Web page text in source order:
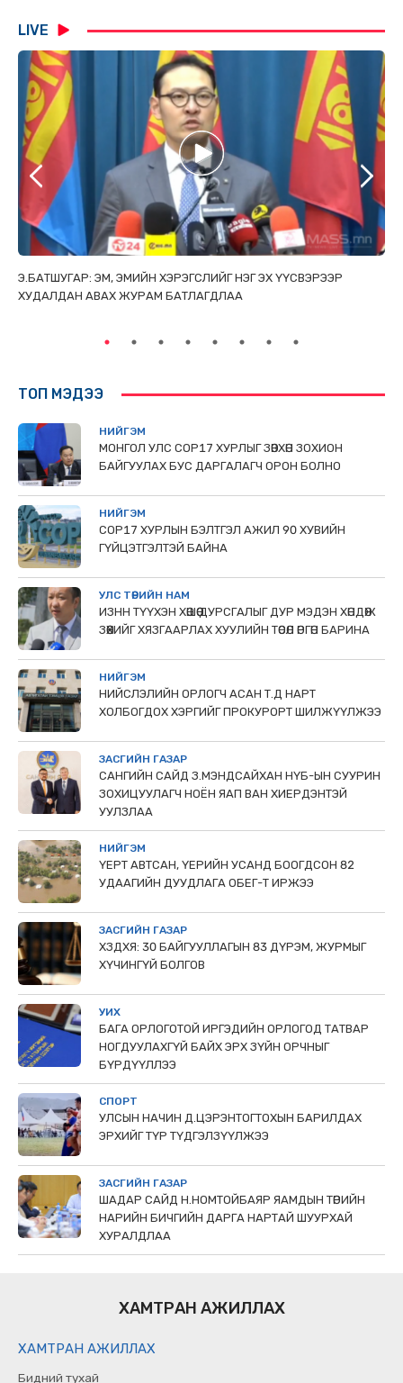
LIVE
Э.БАТШУГАР: ЭМ, ЭМИЙН ХЭРЭГСЛИЙГ НЭГ ЭХ ҮҮСВЭРЭЭР
ХУДАЛДАН АВАХ ЖУРАМ БАТЛАГДЛАА
ТОП МЭДЭЭ
НИЙГЭМ
МОНГОЛ УЛС СОР17 ХУРЛЫГ ЗӨВХӨН ЗОХИОН
БАЙГУУЛАХ БУС ДАРГАЛАГЧ ОРОН БОЛНО
НИЙГЭМ
COP17 ХУРЛЫН БЭЛТГЭЛ АЖИЛ 90 ХУВИЙН
ГҮЙЦЭТГЭЛТЭЙ БАЙНА
УЛС ТӨРИЙН НАМ
ИЗНН ТҮҮХЭН ХӨШӨӨ ДУРСГАЛЫГ ДУР МЭДЭН ХӨНДӨЖ
ЗӨӨХИЙГ ХЯЗГААРЛАХ ХУУЛИЙН ТӨСӨЛ ӨРГӨН БАРИНА
НИЙГЭМ
НИЙСЛЭЛИЙН ОРЛОГЧ АСАН Т.Д НАРТ
ХОЛБОГДОХ ХЭРГИЙГ ПРОКУРОРТ ШИЛЖҮҮЛЖЭЭ
ЗАСГИЙН ГАЗАР
САНГИЙН САЙД З.МЭНДСАЙХАН НҮБ-ЫН СУУРИН
ЗОХИЦУУЛАГЧ НОЁН ЯАП ВАН ХИЕРДЭНТЭЙ
УУЛЗЛАА
НИЙГЭМ
ҮЕРТ АВТСАН, ҮЕРИЙН УСАНД БООГДСОН 82
УДААГИЙН ДУУДЛАГА ОБЕГ-Т ИРЖЭЭ
ЗАСГИЙН ГАЗАР
ХЗДХЯ: 30 БАЙГУУЛЛАГЫН 83 ДҮРЭМ, ЖУРМЫГ
ХҮЧИНГҮЙ БОЛГОВ
УИХ
БАГА ОРЛОГОТОЙ ИРГЭДИЙН ОРЛОГОД ТАТВАР
НОГДУУЛАХГҮЙ БАЙХ ЭРХ ЗҮЙН ОРЧНЫГ
БҮРДҮҮЛЛЭЭ
СПОРТ
УЛСЫН НАЧИН Д.ЦЭРЭНТОГТОХЫН БАРИЛДАХ
ЭРХИЙГ ТҮР ТҮДГЭЛЗҮҮЛЖЭЭ
ЗАСГИЙН ГАЗАР
ШАДАР САЙД Н.НОМТОЙБАЯР ЯАМДЫН ТӨРИЙН
НАРИЙН БИЧГИЙН ДАРГА НАРТАЙ ШУУРХАЙ
ХУРАЛДЛАА
ХАМТРАН АЖИЛЛАХ
ХАМТРАН АЖИЛЛАХ
Бидний тухай